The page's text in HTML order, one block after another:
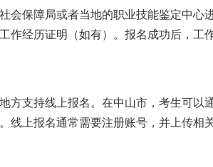
会保障局或者当地的职业技能鉴定中
作经历证明（如有）。报名成功后，工
方支持线上报名。在中山市，考生可
线上报名通常需要注册账号，并上传